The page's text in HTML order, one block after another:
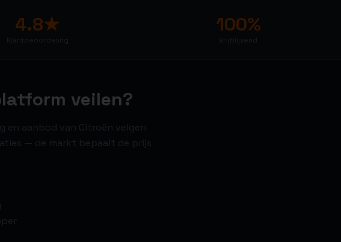
4.8★ 100%
veilen?
en aanbod van Citroën velgen
— de markt bepaalt de prijs